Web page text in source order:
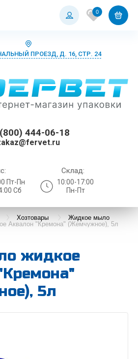
0
ПРОЕЗД, Д. 16, СТР. 24
444-06-18
Пт-Пн
Сб
Склад:
10:00-17:00
Пн-Пт
Хозтовары
Жидкое мыло
Аквалон "Кремона" (Жемчужное), 5л
жидкое
5л